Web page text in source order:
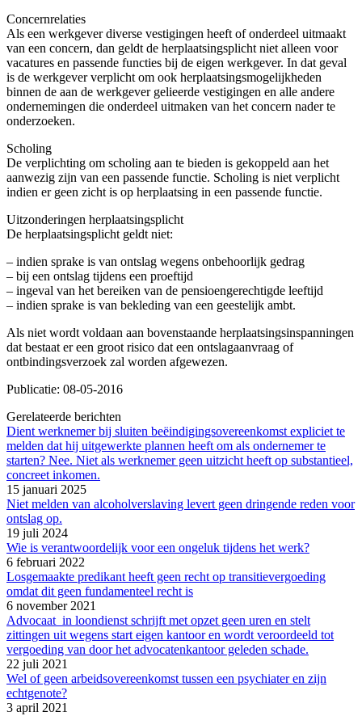
Concernrelaties
Als een werkgever diverse vestigingen heeft of onderdeel uitmaakt
van een concern, dan geldt de herplaatsingsplicht niet alleen voor
vacatures en passende functies bij de eigen werkgever. In dat geval
is de werkgever verplicht om ook herplaatsingsmogelijkheden
binnen de aan de werkgever gelieerde vestigingen en alle andere
ondernemingen die onderdeel uitmaken van het concern nader te
onderzoeken.
Scholing
De verplichting om scholing aan te bieden is gekoppeld aan het
aanwezig zijn van een passende functie. Scholing is niet verplicht
indien er geen zicht is op herplaatsing in een passende functie.
Uitzonderingen herplaatsingsplicht
De herplaatsingsplicht geldt niet:
– indien sprake is van ontslag wegens onbehoorlijk gedrag
– bij een ontslag tijdens een proeftijd
– ingeval van het bereiken van de pensioengerechtigde leeftijd
– indien sprake is van bekleding van een geestelijk ambt.
Als niet wordt voldaan aan bovenstaande herplaatsingsinspanningen
dat bestaat er een groot risico dat een ontslagaanvraag of
ontbindingsverzoek zal worden afgewezen.
Publicatie: 08-05-2016
Gerelateerde berichten
Dient werknemer bij sluiten beëindigingsovereenkomst expliciet te
melden dat hij uitgewerkte plannen heeft om als ondernemer te
starten? Nee. Niet als werknemer geen uitzicht heeft op substantieel,
concreet inkomen.
15 januari 2025
Niet melden van alcoholverslaving levert geen dringende reden voor
ontslag op.
19 juli 2024
Wie is verantwoordelijk voor een ongeluk tijdens het werk?
6 februari 2022
Losgemaakte predikant heeft geen recht op transitievergoeding
omdat dit geen fundamenteel recht is
6 november 2021
Advocaat in loondienst schrijft met opzet geen uren en stelt
zittingen uit wegens start eigen kantoor en wordt veroordeeld tot
vergoeding van door het advocatenkantoor geleden schade.
22 juli 2021
Wel of geen arbeidsovereenkomst tussen een psychiater en zijn
echtgenote?
3 april 2021